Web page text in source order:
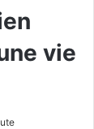
vie